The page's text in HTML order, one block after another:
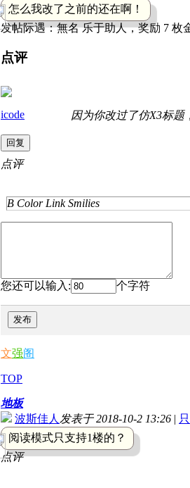
怎么我改了之前的还在啊！
发帖际遇：無名 乐于助人，奖励 7 枚
点评
icode 因为你改过了仿X3标题
回复
点评
B Color Link Smilies
您还可以输入:
个字符
发布
文强阁
TOP
地板
波斯佳人 发表于 2018-10-2 13:26 |
阅读模式只支持1楼的？
点评